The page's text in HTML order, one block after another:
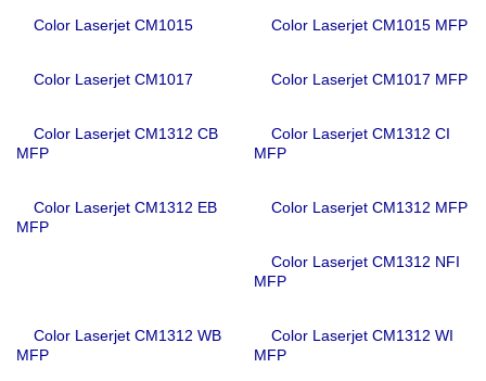
Color Laserjet CM1015 Color Laserjet CM1015 MFP
Color Laserjet CM1017 Color Laserjet CM1017 MFP
Color Laserjet CM1312 CB
MFP
Color Laserjet CM1312 CI
MFP
Color Laserjet CM1312 EB
MFP
Color Laserjet CM1312 MFP
Color Laserjet CM1312 NFI
MFP
Color Laserjet CM1312 WB
MFP
Color Laserjet CM1312 WI
MFP